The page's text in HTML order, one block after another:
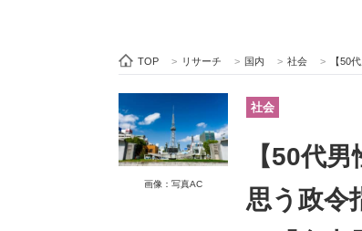
ビジネスと働き方のヒント
ITエンジニア向け専門サイト
TOP > リサーチ > 国内 > 社会 > 【50代
画像：写真AC
社会
【50代
思う政令